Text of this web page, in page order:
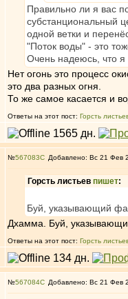
Правильно ли я вас
субстанциональный
одной ветки и
"Поток воды" - это
Очень надеюсь, что я
Нет огонь это процесс
это два разных огня.
То же самое касается и
Ответы на этот пост: Горсть
№567083 Добавлено: Вс 21 Фев
Горсть листьев пишет:
Буй, указывающий
Дхамма. Буй,
Ответы на этот пост: Горсть
№567084 Добавлено: Вс 21 Фев